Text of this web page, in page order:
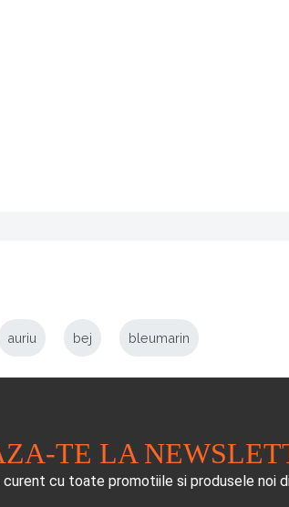
auriu bej bleumarin
TE LA
curent cu toate promotiile si produsele noi